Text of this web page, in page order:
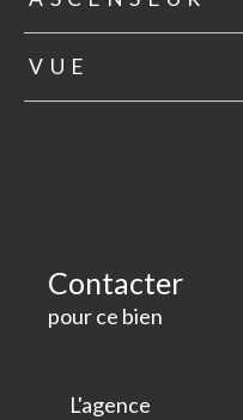
VUE
Contacter
pour ce bien
L'agence